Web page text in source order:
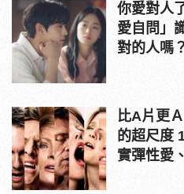
你愛對人
愛自問」
對的人嗎？
比A片更
的超尺度
實彈性愛